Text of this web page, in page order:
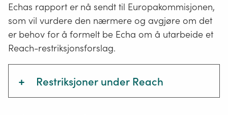
Echas rapport er nå sendt til Europakommisjonen,
som vil vurdere den nærmere og avgjøre om det
er behov for å formelt be Echa om å utarbeide et
Reach-restriksjonsforslag.
+ Restriksjoner under Reach